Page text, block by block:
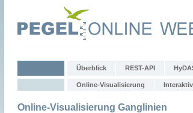
Überblick REST-API
Online-Visualisierung
Online-Visualisierung Ganglinien